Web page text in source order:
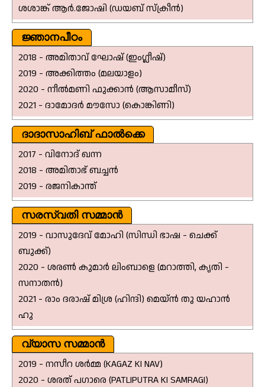
ശശാങ്ക് ആർ.ജോഷി (ഡയബ് സ്ക്രീൻ)
ജ്ഞാനപീഠം
2018 - അമിതാവ് ഘോഷ് (ഇംഗ്ലീഷ്)
2019 - അക്കിത്തം (മലയാളം)
2020 - നീൽമണി ഫുക്കാൻ (ആസാമീസ്)
2021 - ദാമോദർ മൗസോ (കൊങ്കിണി)
ദാദാസാഹിബ് ഫാൽക്കെ
2017 - വിനോദ് ഖന്ന
2018 - അമിതാഭ് ബച്ചൻ
2019 - രജനികാന്ത്
സരസ്വതി സമ്മാൻ
2019 - വാസുദേവ് മോഹി (സിന്ധി ഭാഷ - ചെക്ക്
ബുക്ക്)
2020 - ശരൺ കുമാർ ലിംബാളെ (മറാത്തി, കൃതി -
സനാതൻ)
2021 - രാം ദരാഷ് മിശ്ര (ഹിന്ദി) മെയ്ൻ തു യഹാൻ
ഹു
വ്യാസ സമ്മാൻ
2019 - നസീറ ശർമ്മ (KAGAZ KI NAV)
2020 - ശരത് പഗാരെ (PATLIPUTRA KI SAMRAGI)